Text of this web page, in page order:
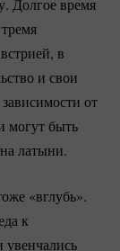
Долгое время
в
и свои
от
могут быть
латыни.
«вглубь».
к